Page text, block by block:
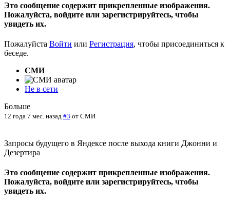
Это сообщение содержит прикрепленные изображения.
Пожалуйста, войдите или зарегистрируйтесь, чтобы
увидеть их.
Пожалуйста Войти или Регистрация, чтобы присоединиться к
беседе.
СМИ
Не в сети
Больше
12 года 7 мес. назад #3 от СМИ
Запросы будущего в Яндексе после выхода книги Джонни и
Дезертира
Это сообщение содержит прикрепленные изображения.
Пожалуйста, войдите или зарегистрируйтесь, чтобы
увидеть их.